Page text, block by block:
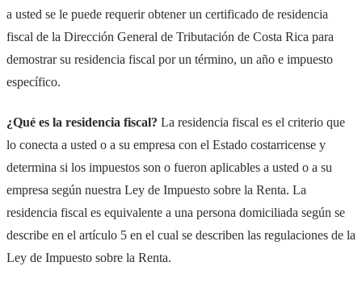
a usted se le puede requerir obtener un certificado de residencia
fiscal de la Dirección General de Tributación de Costa Rica para
demostrar su residencia fiscal por un término, un año e impuesto
específico.
¿Qué es la residencia fiscal? La residencia fiscal es el criterio que
lo conecta a usted o a su empresa con el Estado costarricense y
determina si los impuestos son o fueron aplicables a usted o a su
empresa según nuestra Ley de Impuesto sobre la Renta. La
residencia fiscal es equivalente a una persona domiciliada según se
describe en el artículo 5 en el cual se describen las regulaciones de la
Ley de Impuesto sobre la Renta.